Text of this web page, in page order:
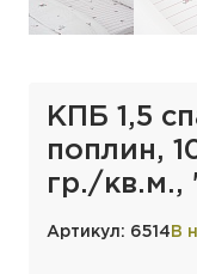
КПБ 1,5
поплин,
гр./кв.м.,
Артикул: 6514 В